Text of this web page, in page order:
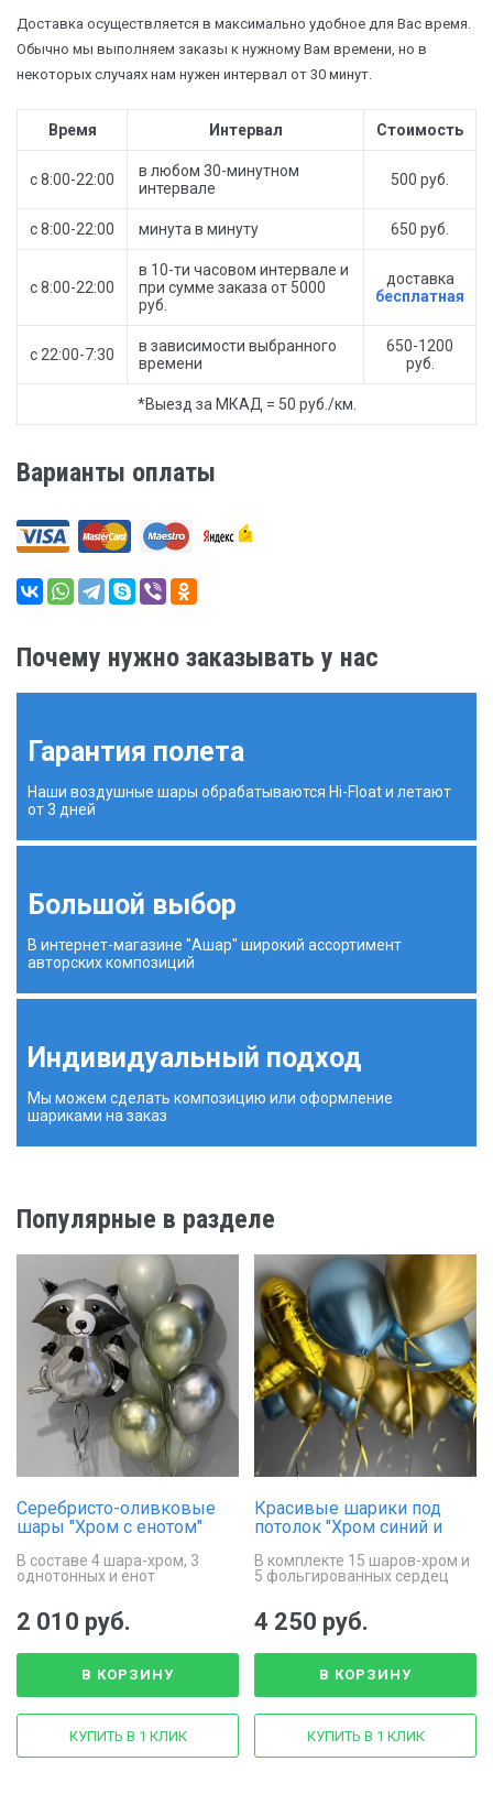
Доставка осуществляется в максимально удобное для Вас время.
Обычно мы выполняем заказы к нужному Вам времени, но в
некоторых случаях нам нужен интервал от 30 минут.
Время Интервал Стоимость
с 8:00-22:00
в любом 30-минутном
интервале
500 руб.
с 8:00-22:00 минута в минуту 650 руб.
с 8:00-22:00
в 10-ти часовом интервале и
при сумме заказа от 5000
руб.
доставка
бесплатная
с 22:00-7:30
в зависимости выбранного
времени
650-1200
руб.
*Выезд за МКАД = 50 руб./км.
Варианты оплаты
Почему нужно заказывать у нас
Гарантия полета
Наши воздушные шары обрабатываются Hi-Float и летают
от 3 дней
Большой выбор
В интернет-магазине "Ашар" широкий ассортимент
авторских композиций
Индивидуальный подход
Мы можем сделать композицию или оформление
шариками на заказ
Популярные в разделе
Серебристо-оливковые
шары "Хром с енотом"
В составе 4 шара-хром, 3
однотонных и енот
2 010 руб.
В КОРЗИНУ
КУПИТЬ В 1 КЛИК
Красивые шарики под
потолок "Хром синий и
В комплекте 15 шаров-хром и
5 фольгированных сердец
4 250 руб.
В КОРЗИНУ
КУПИТЬ В 1 КЛИК